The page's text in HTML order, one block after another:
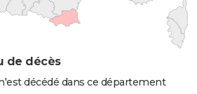
de décès
décédé dans ce département